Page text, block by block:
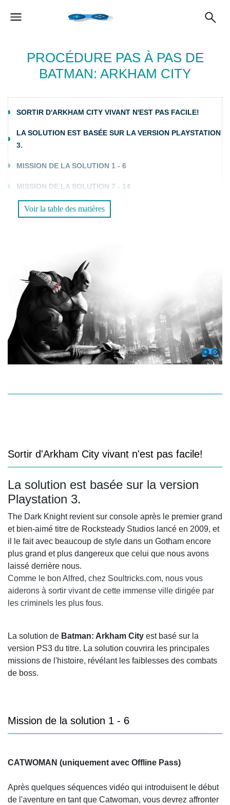
PROCÉDURE PAS À PAS DE
BATMAN: ARKHAM CITY
SORTIR D'ARKHAM CITY VIVANT N'EST PAS FACILE!
LA SOLUTION EST BASÉE SUR LA VERSION PLAYSTATION
3.
MISSION DE LA SOLUTION 1 - 6
MISSION DE LA SOLUTION 7 - 14
MISSION DE LA SOLUTION 15 - 22
Voir la table des matières
Sortir d'Arkham City vivant n'est pas facile!
La solution est basée sur la version
Playstation 3.
The Dark Knight revient sur console après le premier grand
et bien-aimé titre de Rocksteady Studios lancé en 2009, et
il le fait avec beaucoup de style dans un Gotham encore
plus grand et plus dangereux que celui que nous avons
laissé derrière nous.
Comme le bon Alfred, chez Soultricks.com, nous vous
aiderons à sortir vivant de cette immense ville dirigée par
les criminels les plus fous.
La solution de Batman: Arkham City est basé sur la
version PS3 du titre. La solution couvrira les principales
missions de l'histoire, révélant les faiblesses des combats
de boss.
Mission de la solution 1 - 6
CATWOMAN (uniquement avec Offline Pass)
Après quelques séquences vidéo qui introduisent le début
de l'aventure en tant que Catwoman, vous devrez affronter